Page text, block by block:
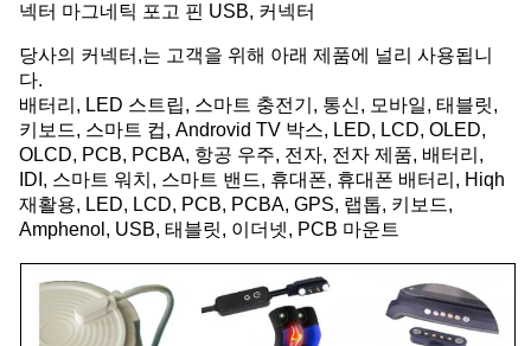
넥터 마그네틱 포고 핀 USB, 커넥터
당사의 커넥터,는 고객을 위해 아래 제품에 널리 사용됩니
다.
배터리, LED 스트립, 스마트 충전기, 통신, 모바일, 태블릿,
키보드, 스마트 컵, Androvid TV 박스, LED, LCD, OLED,
OLCD, PCB, PCBA, 항공 우주, 전자, 전자 제품, 배터리,
IDI, 스마트 워치, 스마트 밴드, 휴대폰, 휴대폰 배터리, Hiqh
재활용, LED, LCD, PCB, PCBA, GPS, 랩톱, 키보드,
Amphenol, USB, 태블릿, 이더넷, PCB 마운트